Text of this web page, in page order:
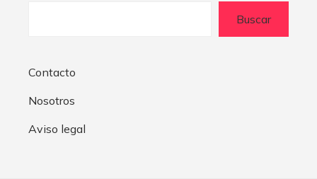
Buscar
Contacto
Nosotros
Aviso legal